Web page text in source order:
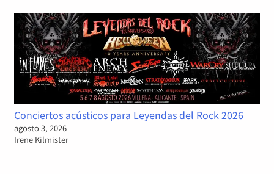
Conciertos acústicos para Leyendas del Rock 2026
agosto 3, 2026
Irene Kilmister